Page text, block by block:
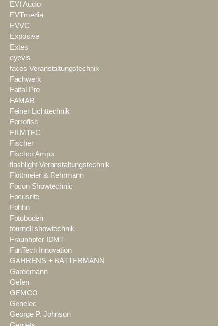
EVI Audio
EVTmedia
EVVC
Exposive
Extes
eyevis
faces Veranstaltungstechnik
Fachwerk
Faital Pro
FAMAB
Feiner Lichttechnik
Ferrofish
FILMTEC
Fischer
Fischer Amps
flashlight Veranstaltungstechnik
Flottmeier & Rehrmann
Focon Showtechnic
Focusrite
Fohhn
Fotoboden
fournell showtechnik
Fraunhofer IDMT
FunTech Innovation
GAHRENS + BATTERMANN
Gardemann
Gefen
GEMCO
Genelec
George P. Johnson